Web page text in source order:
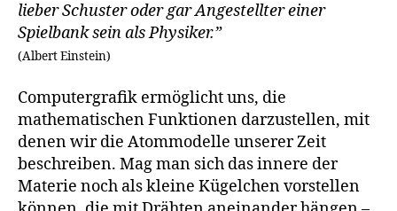
lieber Schuster oder gar Angestellter einer
Spielbank sein als Physiker.”
(Albert Einstein)
Computergrafik ermöglicht uns, die
mathematischen Funktionen darzustellen, mit
denen wir die Atommodelle unserer Zeit
beschreiben. Mag man sich das innere der
Materie noch als kleine Kügelchen vorstellen